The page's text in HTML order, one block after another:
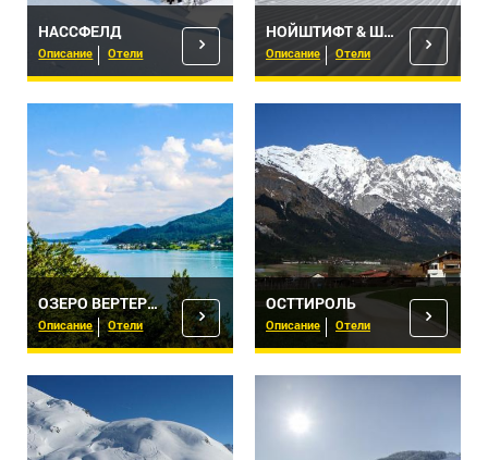
НАССФЕЛД
Описание Отели
НОЙШТИФТ & ШТУБАЙ
Описание Отели
ОЗЕРО ВЕРТЕРЗЕЕ
Описание Отели
ОСТТИРОЛЬ
Описание Отели